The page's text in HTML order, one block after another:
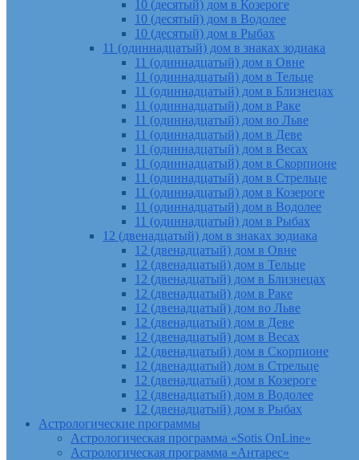
10 (десятый) дом в Козероге
10 (десятый) дом в Водолее
10 (десятый) дом в Рыбах
11 (одиннадцатый) дом в знаках зодиака
11 (одиннадцатый) дом в Овне
11 (одиннадцатый) дом в Тельце
11 (одиннадцатый) дом в Близнецах
11 (одиннадцатый) дом в Раке
11 (одиннадцатый) дом во Льве
11 (одиннадцатый) дом в Деве
11 (одиннадцатый) дом в Весах
11 (одиннадцатый) дом в Скорпионе
11 (одиннадцатый) дом в Стрельце
11 (одиннадцатый) дом в Козероге
11 (одиннадцатый) дом в Водолее
11 (одиннадцатый) дом в Рыбах
12 (двенадцатый) дом в знаках зодиака
12 (двенадцатый) дом в Овне
12 (двенадцатый) дом в Тельце
12 (двенадцатый) дом в Близнецах
12 (двенадцатый) дом в Раке
12 (двенадцатый) дом во Льве
12 (двенадцатый) дом в Деве
12 (двенадцатый) дом в Весах
12 (двенадцатый) дом в Скорпионе
12 (двенадцатый) дом в Стрельце
12 (двенадцатый) дом в Козероге
12 (двенадцатый) дом в Водолее
12 (двенадцатый) дом в Рыбах
Астрологические программы
Астрологическая программа «Sotis OnLine»
Астрологическая программа «Антарес»